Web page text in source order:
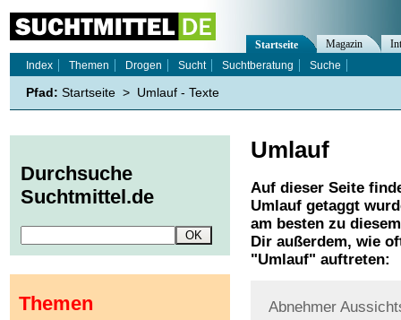
Umlauf
Auf dieser Seite
Umlauf getaggt
am besten zu
Dir außerdem, wie
"Umlauf" auftreten:
Abnehmer
Startseite Magazin
Index
Themen Drogen Sucht Suchtberatung Suche
Pfad: Startseite > Umlauf - Texte
Durchsuche
Suchtmittel.de
Themen